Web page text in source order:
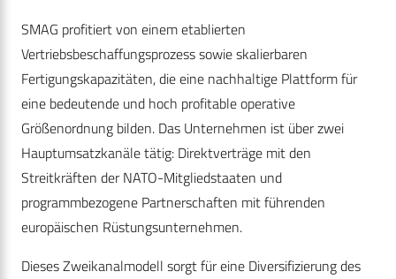
SMAG profitiert von einem etablierten
Vertriebsbeschaffungsprozess sowie skalierbaren
Fertigungskapazitäten, die eine nachhaltige Plattform für
eine bedeutende und hoch profitable operative
Größenordnung bilden. Das Unternehmen ist über zwei
Hauptumsatzkanäle tätig: Direktverträge mit den
Streitkräften der NATO-Mitgliedstaaten und
programmbezogene Partnerschaften mit führenden
europäischen Rüstungsunternehmen.
Dieses Zweikanalmodell sorgt für eine Diversifizierung des